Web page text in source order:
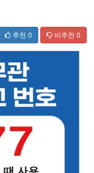
추천 0 비추천 0